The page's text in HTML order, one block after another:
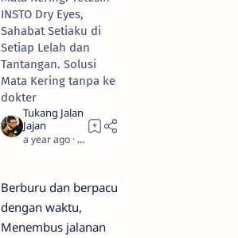
INSTO Dry Eyes,
Sahabat Setiaku di
Setiap Lelah dan
Tantangan. Solusi
Mata Kering tanpa ke
dokter
a year ago 7
Berburu dan berpacu
dengan waktu,
Menembus jalanan